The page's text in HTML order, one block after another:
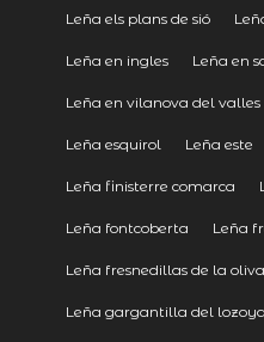
Leña els plans de sió
Leña en ingles Leña en
Leña en vilanova del valles
Leña esquirol Leña este
Leña finisterre comarca
Leña fontcoberta Leña
Leña fresnedillas de la oliva
Leña gargantilla del